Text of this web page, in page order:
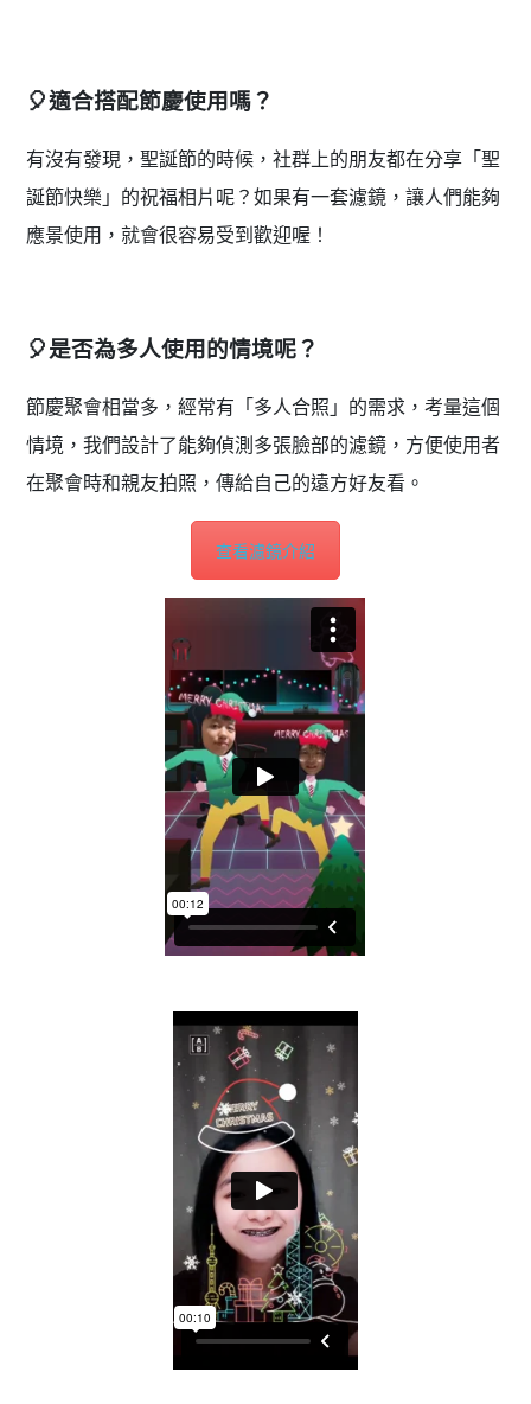
🎈適合搭配節慶使用嗎？
有沒有發現，聖誕節的時候，社群上的朋友都在分享「聖
誕節快樂」的祝福相片呢？如果有一套濾鏡，讓人們能夠
應景使用，就會很容易受到歡迎喔！
🎈是否為多人使用的情境呢？
節慶聚會相當多，經常有「多人合照」的需求，考量這個
情境，我們設計了能夠偵測多張臉部的濾鏡，方便使用者
在聚會時和親友拍照，傳給自己的遠方好友看。
查看濾鏡介紹